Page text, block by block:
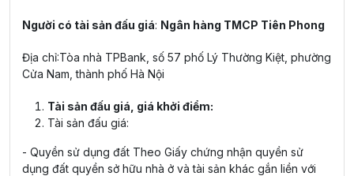
Người có tài sản đấu giá: Ngân hàng TMCP Tiên Phong
Địa chỉ:Tòa nhà TPBank, số 57 phố Lý Thường Kiệt, phường
Cửa Nam, thành phố Hà Nội
Tài sản đấu giá, giá khởi điểm:
Tài sản đấu giá:
- Quyền sử dụng đất Theo Giấy chứng nhận quyền sử
dụng đất quyền sở hữu nhà ở và tài sản khác gắn liền với